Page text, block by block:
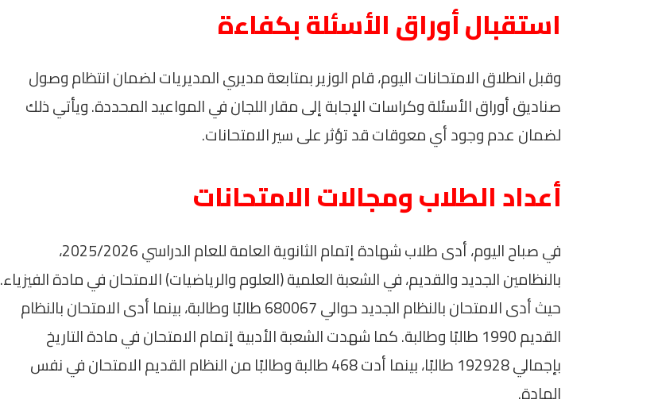
استقبال أوراق الأسئلة بكفاءة
وقبل انطلاق الامتحانات اليوم، قام الوزير بمتابعة مديري المديريات لضمان انتظام وصول
صناديق أوراق الأسئلة وكراسات الإجابة إلى مقار اللجان في المواعيد المحددة. ويأتي ذلك
لضمان عدم وجود أي معوقات قد تؤثر على سير الامتحانات.
أعداد الطلاب ومجالات الامتحانات
في صباح اليوم، أدى طلاب شهادة إتمام الثانوية العامة للعام الدراسي 2025/2026،
بالنظامين الجديد والقديم، في الشعبة العلمية (العلوم والرياضيات) الامتحان في مادة الفيزياء.
حيث أدى الامتحان بالنظام الجديد حوالي 680067 طالبًا وطالبة، بينما أدى الامتحان بالنظام
القديم 1990 طالبًا وطالبة. كما شهدت الشعبة الأدبية إتمام الامتحان في مادة التاريخ
بإجمالي 192928 طالبًا، بينما أدت 468 طالبة وطالبًا من النظام القديم الامتحان في نفس
المادة.